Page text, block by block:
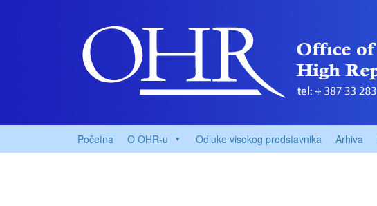
Početna O OHR-u Odluke visokog predstavnika Arhiva